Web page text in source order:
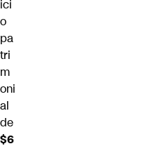
ici
o
pa
tri
m
oni
al
de
$6